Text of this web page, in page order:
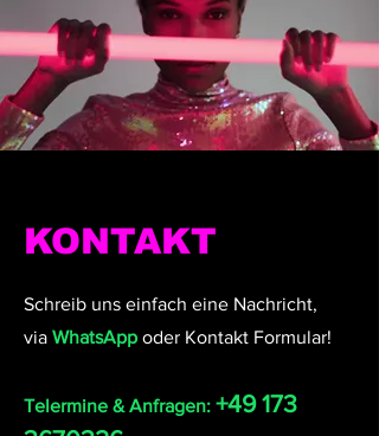
KONTAKT
Schreib uns einfach eine Nachricht,
via WhatsApp oder Kontakt Formular!
Telermine & Anfragen: +49 173